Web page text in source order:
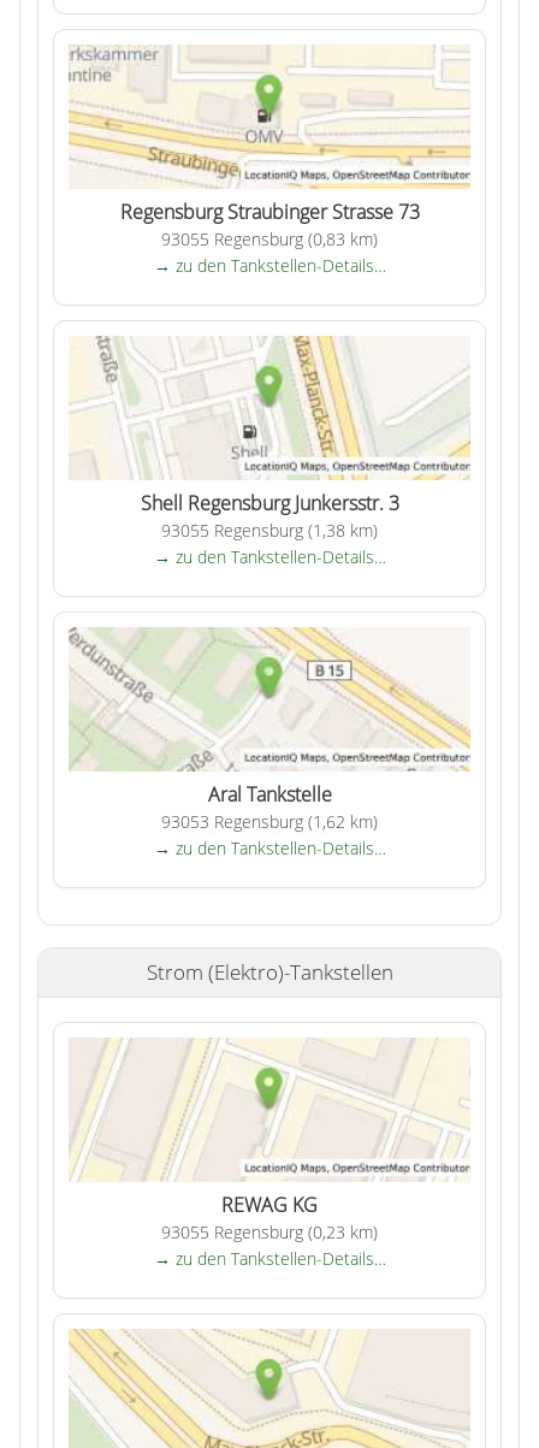
Regensburg Straubinger Strasse 73
93055 Regensburg (0,83 km)
→ zu den Tankstellen-Details…
Shell Regensburg Junkersstr. 3
93055 Regensburg (1,38 km)
→ zu den Tankstellen-Details…
Aral Tankstelle
93053 Regensburg (1,62 km)
→ zu den Tankstellen-Details…
Strom (Elektro)-Tankstellen
REWAG KG
93055 Regensburg (0,23 km)
→ zu den Tankstellen-Details…